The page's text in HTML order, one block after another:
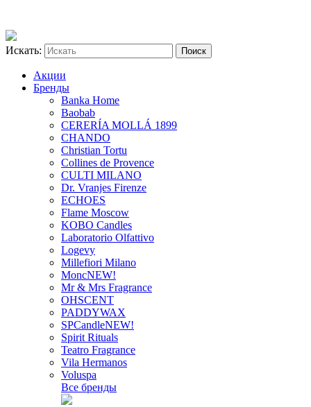
Искать:
Акции
Бренды
Banka Home
Baobab
CERERÍA MOLLÁ 1899
CHANDO
Christian Tortu
Collines de Provence
CULTI MILANO
Dr. Vranjes Firenze
ECHOES
Flame Moscow
KOBO Candles
Laboratorio Olfattivo
Logevy
Millefiori Milano
MoncNEW!
Mr & Mrs Fragrance
OHSCENT
PADDYWAX
SPCandleNEW!
Spirit Rituals
Teatro Fragrance
Vila Hermanos
Voluspa
Все бренды